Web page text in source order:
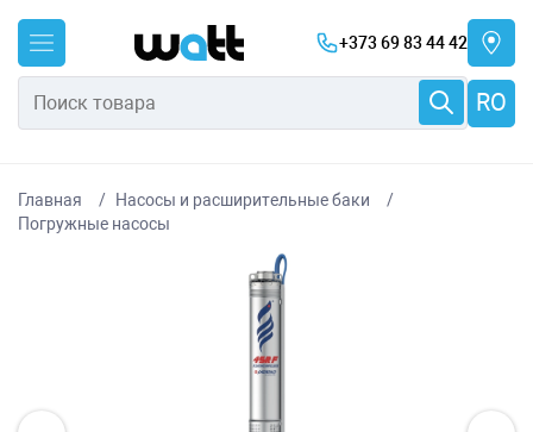
+373 69 83 44 42
RO
Главная
Насосы и расширительные баки
Погружные насосы